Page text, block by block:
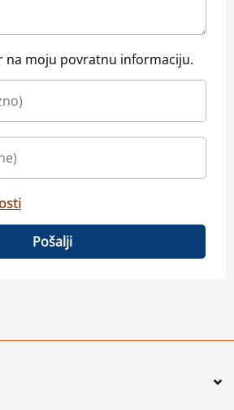
na moju povratnu informaciju.
Pošalji